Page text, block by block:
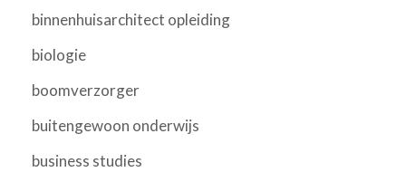
binnenhuisarchitect opleiding
biologie
boomverzorger
buitengewoon onderwijs
business studies